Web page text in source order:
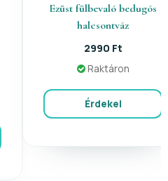
Ezüst fülbevaló bedugós
halcsontváz
2990 Ft
Raktáron
Érdekel